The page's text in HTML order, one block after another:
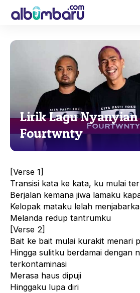
Lirik Lagu Nyanyian
Fourtwnty
[Verse 1]
Transisi kata ke kata, ku mulai
Berjalan kemana jiwa lamaku
Kelopak mataku lelah
Melanda redup tantrumku
[Verse 2]
Bait ke bait mulai kurakit menari
Hingga sulitku berdamai dengan
terkontaminasi
Merasa haus dipuji
Hinggaku lupa diri